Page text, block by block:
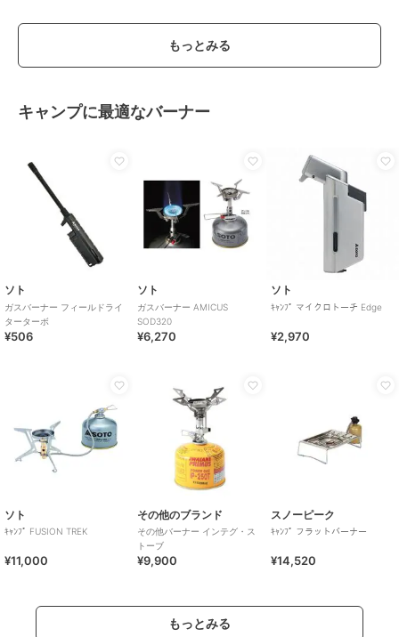
もっとみる
キャンプに最適なバーナー
ソト
ガスバーナー フィールドライ
ターターボ
¥506
ソト
ガスバーナー AMICUS
SOD320
¥6,270
ソト
ｷｬﾝﾌﾟ マイクロトーチ Edge
¥2,970
ソト
ｷｬﾝﾌﾟ FUSION TREK
¥11,000
その他のブランド
その他バーナー インテグ・ス
トーブ
¥9,900
スノーピーク
ｷｬﾝﾌﾟ フラットバーナー
¥14,520
もっとみる